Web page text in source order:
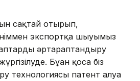
сақтай отырып,
экспортқа шығуымыз
әртараптандыру
Бұған қоса біз
технологиясы патент алуға